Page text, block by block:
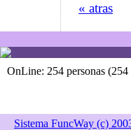
« atras
OnLine: 254 personas
Sistema FuncWay (c)